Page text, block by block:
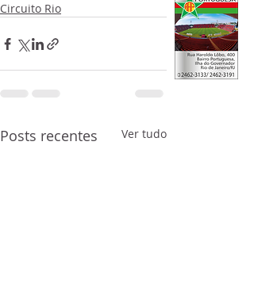
Circuito Rio
Posts recentes Ver tudo